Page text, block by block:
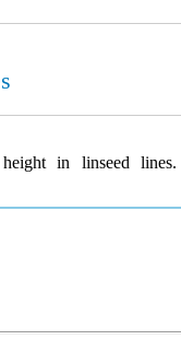
in linseed lines.